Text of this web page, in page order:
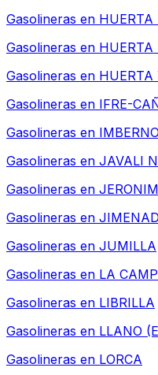
Gasolineras en HUERTA
Gasolineras en HUERTA
Gasolineras en HUERTA
Gasolineras en IFRE-
Gasolineras en
Gasolineras en JAVALI
Gasolineras en
Gasolineras en
Gasolineras en JUMILLA
Gasolineras en LA
Gasolineras en LIBRILLA
Gasolineras en LLANO
Gasolineras en LORCA